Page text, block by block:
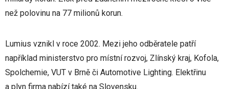
než polovinu na 77 milionů korun.
Lumius vznikl v roce 2002. Mezi jeho odběratele patří
například ministerstvo pro místní rozvoj, Zlínský kraj, Kofola,
Spolchemie, VUT v Brně či Automotive Lighting. Elektřinu
a plyn firma nabízí také na Slovensku.